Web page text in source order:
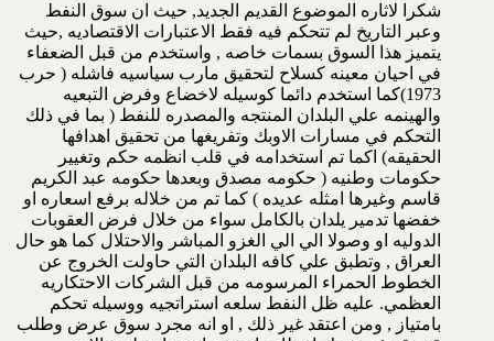
شكرا لاثاره الموضوع القديم الجديد, حيث ان سوق النفط
وعبر التاريخ لم تتحكم فيه فقط الاعتبارات الاقتصاديه ,حيث
يتميز هذا السوق بسمات خاصه , واستخدم من قبل الضعفاء
في احيان معينه كسلاح لتحقيق مارب سياسيه فاشله ( حرب
1973)كما استخدم دائما كوسيله لاخضاع وفرض التبعيه
والهينمه علي البلدان المنتجه والمصدره للنفط ( بما في ذلك
التحكم في مسارات الاوبك وتفريغها من تحقيق اهدافها
الحقيقه) اكما تم استخدامه في قلب انظمه حكم وتغيير
حكومات وطنيه ( حكومه مصدق وبعدها حكومه عبد الكريم
قاسم وغيرها امثله عديده ) كما تم من خلاله برفع اسعاره او
خفضها تدمير يلدان بالكامل سواء من خلال فرض العقوبات
الدوليه او وصولا الي الي الغزو المباشر والاحتلال كما هو حال
العراق , وتطبق علي كافه البلدان التي حاولت الخروج عن
الخطوط الحمراء المرسومه من قبل الشركات الاحتكاريه
العظمي. عليه ظل النفط سلعه استراتجيه ووسيله تحكم
بامتياز , ومن اعتقد غير ذلك , او انه مجرد سوق عرض وطلب